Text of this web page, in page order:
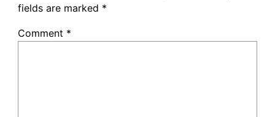
fields are marked *
Comment *